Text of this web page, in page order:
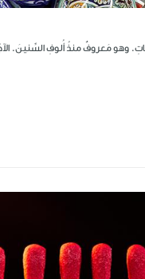
وهو مَعروفٌ منذُ أُلوفِ السِّنينَ.